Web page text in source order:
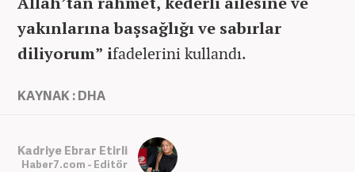
yakınlarına başsağlığı ve sabırlar
diliyorum” ifadelerini kullandı.
KAYNAK : DHA
Kadriye Ebrar Etirli
Haber7.com - Editör